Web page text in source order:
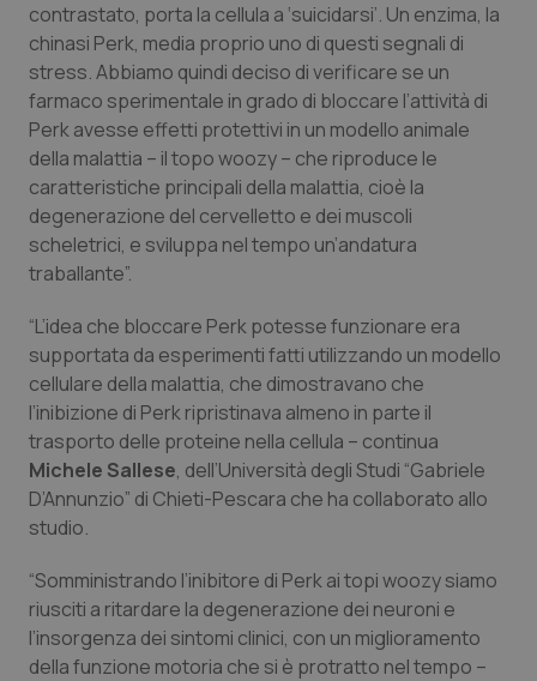
Marche
Molise
Piemonte
Provincia Autonoma di Bolzano
Provincia Autonoma di Trento
Puglia
Sardegna
Sicilia
Toscana
Umbria
Valle D’Aosta
Donna & Salute
Epatiti
HIV
Infezioni & Febbre
Ipertensione & Scompenso
Malattie rare
Malattia di Crohn & Rettocolite Ulcerosa
Neuroscienze & patologie neurodegenerative
Obesità
Oftalmologia
Oncodermatologia
contrastato, porta la cellula a ‘suicidarsi’. Un enzima, la
chinasi Perk, media proprio uno di questi segnali di
stress. Abbiamo quindi deciso di verificare se un
farmaco sperimentale in grado di bloccare l’attività di
Perk avesse effetti protettivi in un modello animale
della malattia – il topo woozy – che riproduce le
caratteristiche principali della malattia, cioè la
degenerazione del cervelletto e dei muscoli
scheletrici, e sviluppa nel tempo un’andatura
traballante”.
“L’idea che bloccare Perk potesse funzionare era
supportata da esperimenti fatti utilizzando un modello
cellulare della malattia, che dimostravano che
l’inibizione di Perk ripristinava almeno in parte il
trasporto delle proteine nella cellula – continua
Michele Sallese, dell’Università degli Studi “Gabriele
D’Annunzio” di Chieti-Pescara che ha collaborato allo
studio.
“Somministrando l’inibitore di Perk ai topi woozy siamo
riusciti a ritardare la degenerazione dei neuroni e
l’insorgenza dei sintomi clinici, con un miglioramento
della funzione motoria che si è protratto nel tempo –